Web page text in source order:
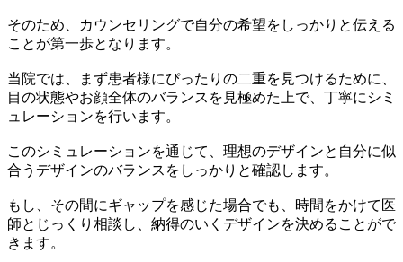
そのため、カウンセリングで自分の希望をしっかりと伝える
ことが第一歩となります。
当院では、まず患者様にぴったりの二重を見つけるために、
目の状態やお顔全体のバランスを見極めた上で、丁寧にシミ
ュレーションを行います。
このシミュレーションを通じて、理想のデザインと自分に似
合うデザインのバランスをしっかりと確認します。
もし、その間にギャップを感じた場合でも、時間をかけて医
師とじっくり相談し、納得のいくデザインを決めることがで
きます。